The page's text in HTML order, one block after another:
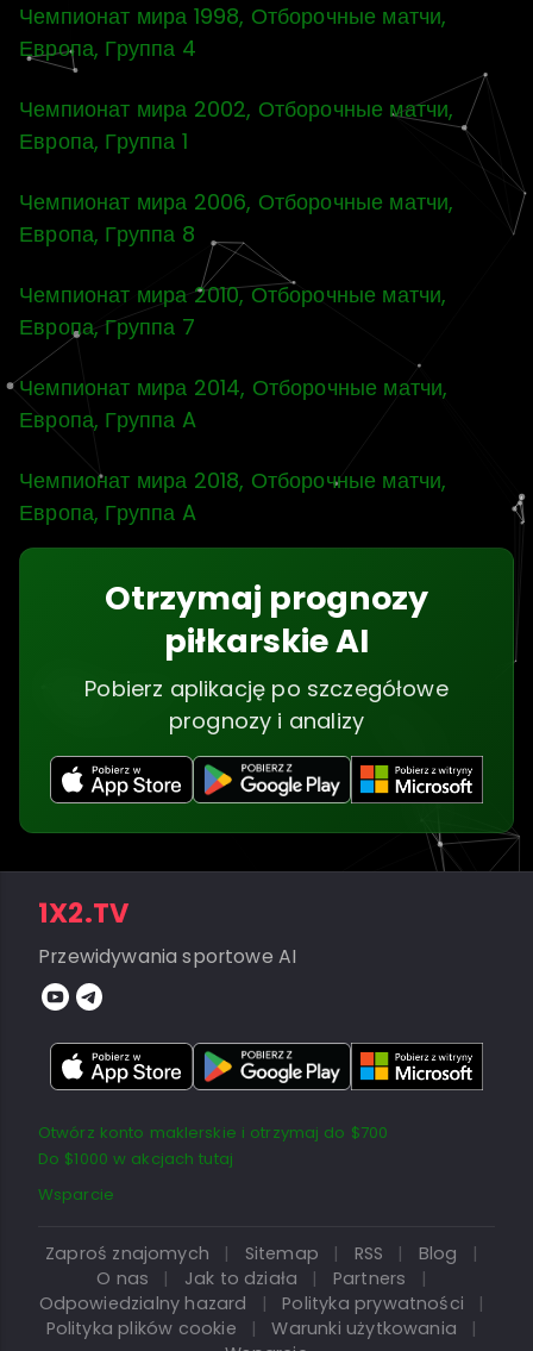
Чемпионат мира 1998, Отборочные матчи,
Европа, Группа 4
Чемпионат мира 2002, Отборочные матчи,
Европа, Группа 1
Чемпионат мира 2006, Отборочные матчи,
Европа, Группа 8
Чемпионат мира 2010, Отборочные матчи,
Европа, Группа 7
Чемпионат мира 2014, Отборочные матчи,
Европа, Группа A
Чемпионат мира 2018, Отборочные матчи,
Европа, Группа A
Otrzymaj prognozy
piłkarskie AI
Pobierz aplikację po szczegółowe
prognozy i analizy
1X2.TV
Przewidywania sportowe AI
Otwórz konto maklerskie i otrzymaj do $700
Do $1000 w akcjach tutaj
Wsparcie
Zaproś znajomych | Sitemap | RSS | Blog
|
O nas
| Jak to działa | Partners
|
Odpowiedzialny hazard
| Polityka prywatności
|
Polityka plików cookie
| Warunki użytkowania
|